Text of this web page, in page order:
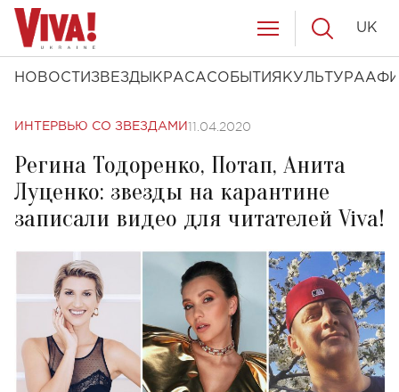
НОВОСТИ ЗВЕЗДЫ КРАСАСОБЫТИЯ КУЛЬТУРА
UK
ИНТЕРВЬЮ СО ЗВЕЗДАМИ 11.04.2020
Регина Тодоренко, Потап, Анита
Луценко: звезды на карантине
записали видео для читателей Viva!